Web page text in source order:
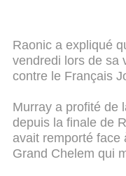
Raonic a expliqué
vendredi lors de sa
contre le Français
Murray a profité de
depuis la finale de
avait remporté face
Grand Chelem qui